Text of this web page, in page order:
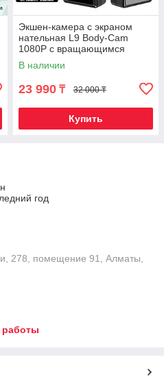
Экшен-камера с экраном
нательная L9 Body-Cam
1080P с вращающимся
объективом на 180° (Wi-Fi)
В наличии
23 990 ₸ 32 000 ₸
Купить
год
278, помещение 91, Алматы,
работы